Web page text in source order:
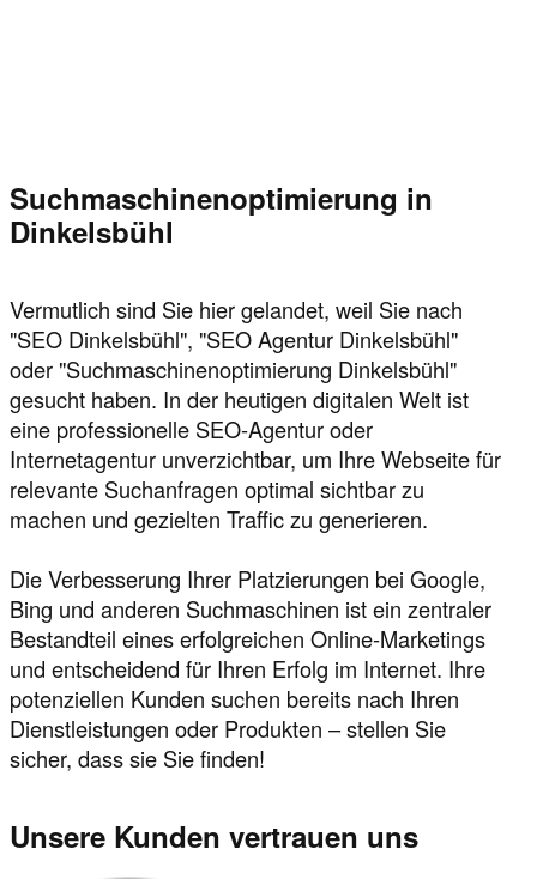
Suchmaschinenoptimierung in
Dinkelsbühl
Vermutlich sind Sie hier gelandet, weil Sie nach
"SEO Dinkelsbühl", "SEO Agentur Dinkelsbühl"
oder "Suchmaschinenoptimierung Dinkelsbühl"
gesucht haben. In der heutigen digitalen Welt ist
eine professionelle SEO-Agentur oder
Internetagentur unverzichtbar, um Ihre Webseite für
relevante Suchanfragen optimal sichtbar zu
machen und gezielten Traffic zu generieren.
Die Verbesserung Ihrer Platzierungen bei Google,
Bing und anderen Suchmaschinen ist ein zentraler
Bestandteil eines erfolgreichen Online-Marketings
und entscheidend für Ihren Erfolg im Internet. Ihre
potenziellen Kunden suchen bereits nach Ihren
Dienstleistungen oder Produkten – stellen Sie
sicher, dass sie Sie finden!
Unsere Kunden vertrauen uns